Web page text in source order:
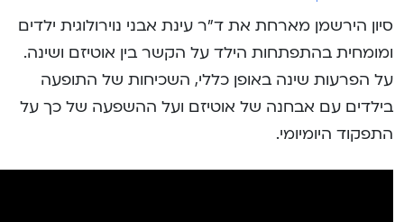
סיון הירשמן מארחת את ד”ר עינת אבני נוירולוגית ילדים
ומומחית בהתפתחות הילד על הקשר בין אוטיזם ושינה.
על הפרעות שינה באופן כללי, השכיחות של התופעה
בילדים עם אבחנה של אוטיזם ועל ההשפעה של כך על
התפקוד היומיומי.